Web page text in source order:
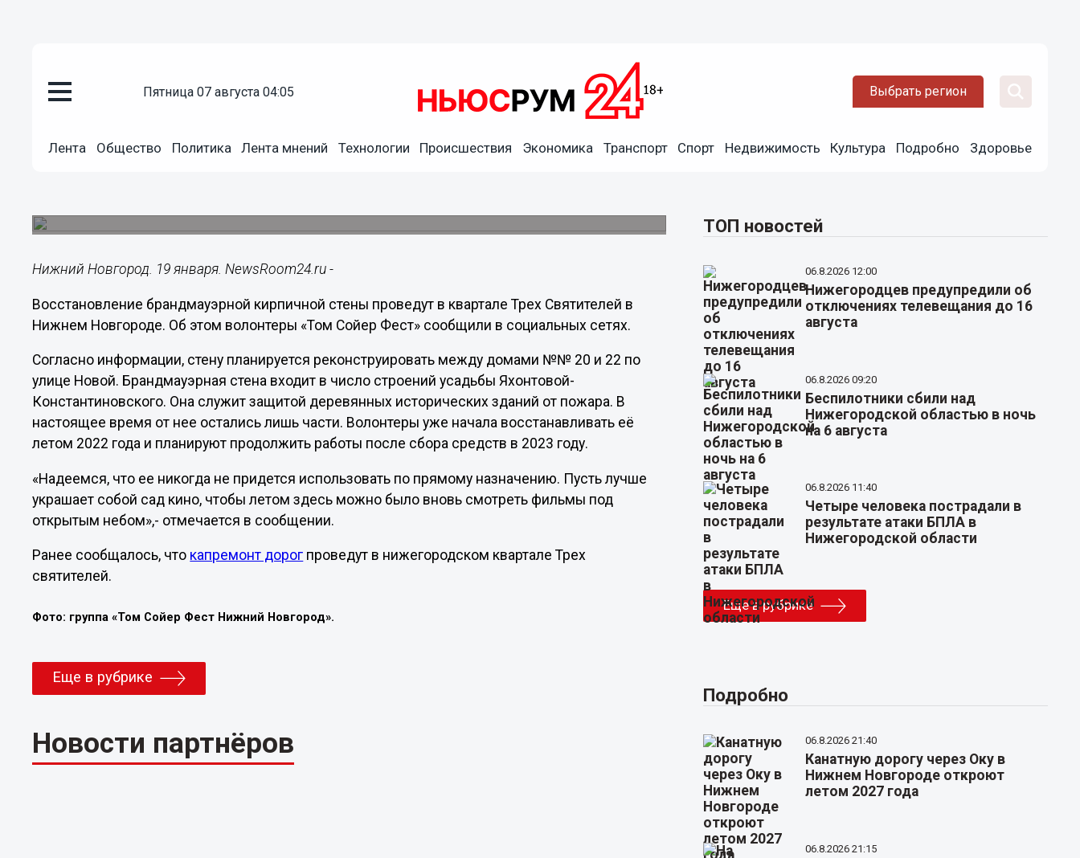
пятница 07 августа 04:05 Выбрать регион
Лента Общество Политика Лента мнений Технологии Происшествия Экономика Транспорт Спорт Недвижимость Культура Подробно Здоровье
Реконструкция брандмауэрной стены будет проведена в
Нижний Новгород. 19 января. NewsRoom24.ru -
Восстановление брандмауэрной кирпичной стены проведут в квартале Трех Святителей в
Нижнем Новгороде. Об этом волонтеры «Том Сойер Фест» сообщили в социальных сетях.
Согласно информации, стену планируется реконструировать между домами №№ 20 и 22 по
улице Новой. Брандмауэрная стена входит в число строений усадьбы Яхонтовой-
Константиновского. Она служит защитой деревянных исторических зданий от пожара. В
настоящее время от нее остались лишь части. Волонтеры уже начала восстанавливать её
летом 2022 года и планируют продолжить работы после сбора средств в 2023 году.
«Надеемся, что ее никогда не придется использовать по прямому назначению. Пусть лучше
украшает собой сад кино, чтобы летом здесь можно было вновь смотреть фильмы под
открытым небом»,- отмечается в сообщении.
Ранее сообщалось, что капремонт дорог проведут в нижегородском квартале Трех
святителей.
Фото: группа «Том Сойер Фест Нижний Новгород».
Еще в рубрике
Новости партнёров
ТОП новостей
06.8.2026 12:00
Нижегородцев предупредили об
отключениях телевещания до 16
августа
06.8.2026 09:20
Беспилотники сбили над
Нижегородской областью в ночь
на 6 августа
06.8.2026 11:40
Четыре человека пострадали в
результате атаки БПЛА в
Нижегородской области
Еще в рубрике
Подробно
06.8.2026 21:40
Канатную дорогу через Оку в
Нижнем Новгороде откроют
летом 2027 года
06.8.2026 21:15